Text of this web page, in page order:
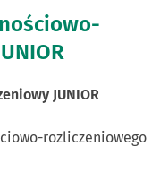
JUNIOR
rozliczeniowego